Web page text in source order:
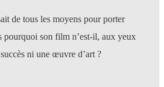
de tous les moyens pour porter
pourquoi son film n’est-il, aux yeux
ni une œuvre d’art ?